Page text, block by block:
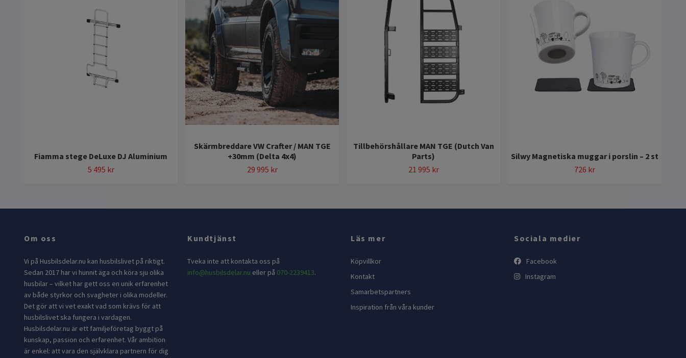
Fiamma stege DeLuxe DJ Aluminium
5 495 kr
Skärmbreddare VW Crafter / MAN TGE
+30mm (Delta 4x4)
29 995 kr
Tillbehörshållare MAN TGE (Dutch Van
Parts)
21 995 kr
Silwy Magnetiska muggar i porslin – 2 st
726 kr
Om oss
Vi på Husbilsdelar.nu kan husbilslivet på riktigt.
Sedan 2017 har vi hunnit äga och köra sju olika
husbilar – vilket har gett oss en unik erfarenhet
av både styrkor och svagheter i olika modeller.
Det gör att vi vet exakt vad som krävs för att
husbilslivet ska fungera i vardagen.
Husbilsdelar.nu är ett familjeföretag byggt på
kunskap, passion och erfarenhet. Vår ambition
är enkel: att vara den självklara partnern för dig
Kundtjänst
Tveka inte att kontakta oss på
info@husbilsdelar.nu eller på 070-2239413.
Läs mer
Köpvillkor
Kontakt
Samarbetspartners
Inspiration från våra kunder
Sociala medier
Facebook
Instagram